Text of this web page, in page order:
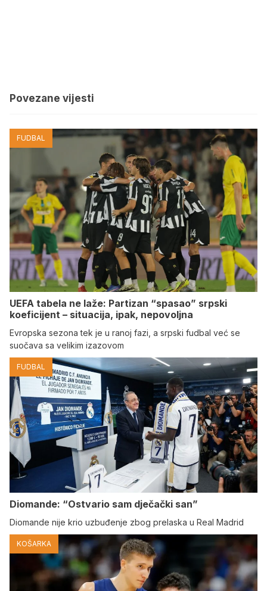
Povezane vijesti
FUDBAL
UEFA tabela ne laže: Partizan “spasao” srpski
koeficijent – situacija, ipak, nepovoljna
Evropska sezona tek je u ranoj fazi, a srpski fudbal već se
suočava sa velikim izazovom
FUDBAL
Diomande: “Ostvario sam dječački san”
Diomande nije krio uzbuđenje zbog prelaska u Real Madrid
KOŠARKA